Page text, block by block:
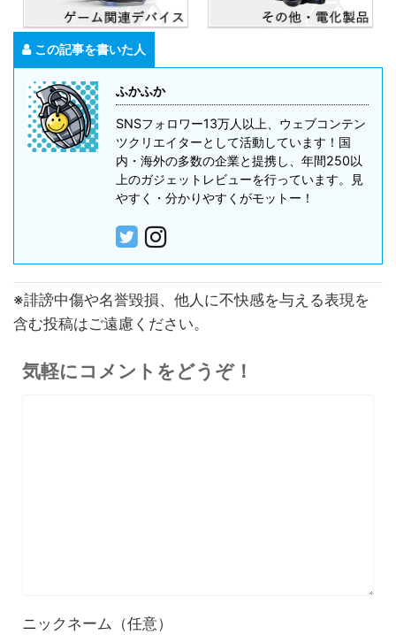
この記事を書いた人
ふかふか
SNSフォロワー13万人以上、ウェブコンテン
ツクリエイターとして活動しています！国
内・海外の多数の企業と提携し、年間250以
上のガジェットレビューを行っています。見
やすく・分かりやすくがモットー！
※誹謗中傷や名誉毀損、他人に不快感を与える表現を
含む投稿はご遠慮ください。
気軽にコメントをどうぞ！
ニックネーム（任意）